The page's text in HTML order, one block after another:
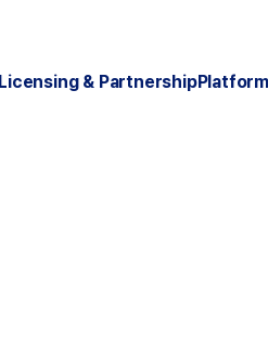
Licensing & PartnershipPlatform